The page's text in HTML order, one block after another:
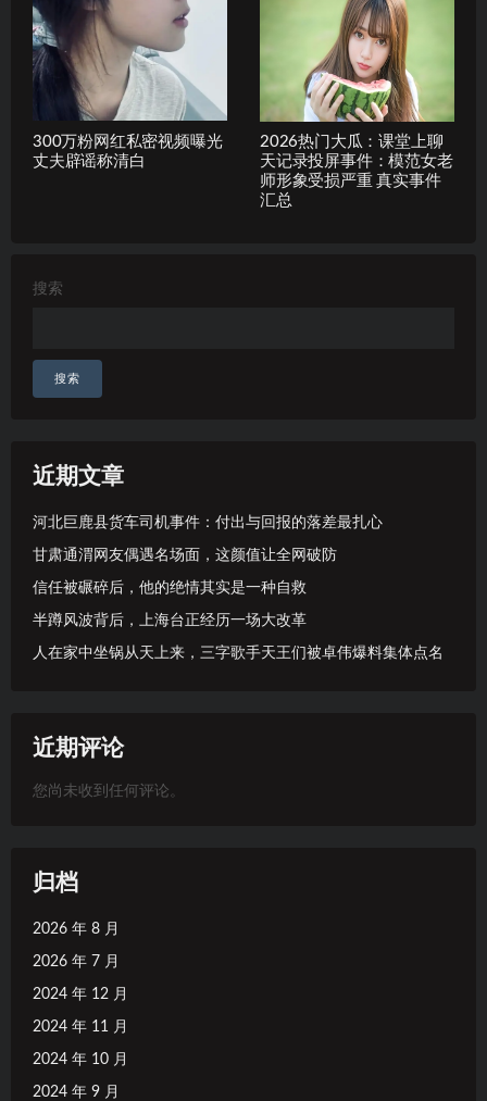
300万粉网红私密视频曝光
丈夫辟谣称清白
2026热门大瓜：课堂上聊
天记录投屏事件：模范女老
师形象受损严重 真实事件
汇总
搜索
搜索
近期文章
河北巨鹿县货车司机事件：付出与回报的落差最扎心
甘肃通渭网友偶遇名场面，这颜值让全网破防
信任被碾碎后，他的绝情其实是一种自救
半蹲风波背后，上海台正经历一场大改革
人在家中坐锅从天上来，三字歌手天王们被卓伟爆料集体点名
近期评论
您尚未收到任何评论。
归档
2026 年 8 月
2026 年 7 月
2024 年 12 月
2024 年 11 月
2024 年 10 月
2024 年 9 月